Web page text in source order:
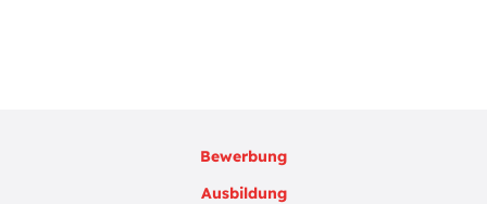
Bewerbung
Ausbildung